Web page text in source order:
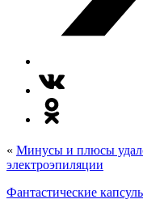
« Минусы и плюсы
электроэпиляции
Фантастические